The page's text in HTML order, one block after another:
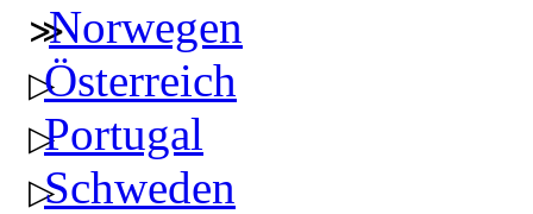
Norwegen
Österreich
Portugal
Schweden